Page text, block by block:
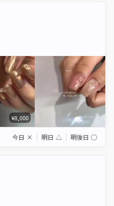
¥8,000
今日 × 明日 △ 明後日 ◯